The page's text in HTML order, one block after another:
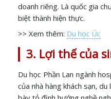
doanh riêng. Là quốc gia
biệt thành hiện thực.
>> Xem thêm: Du học Úc
3. Lợi thế của
Du học Phần Lan ngành
của nhà hàng khách sạn,